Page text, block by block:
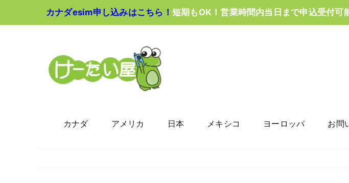
カナダesim申し込みはこちら！ 短期もOK！営業時間内当日まで申込受付可
カナダ アメリカ 日本 メキシコ ヨーロッパ お問